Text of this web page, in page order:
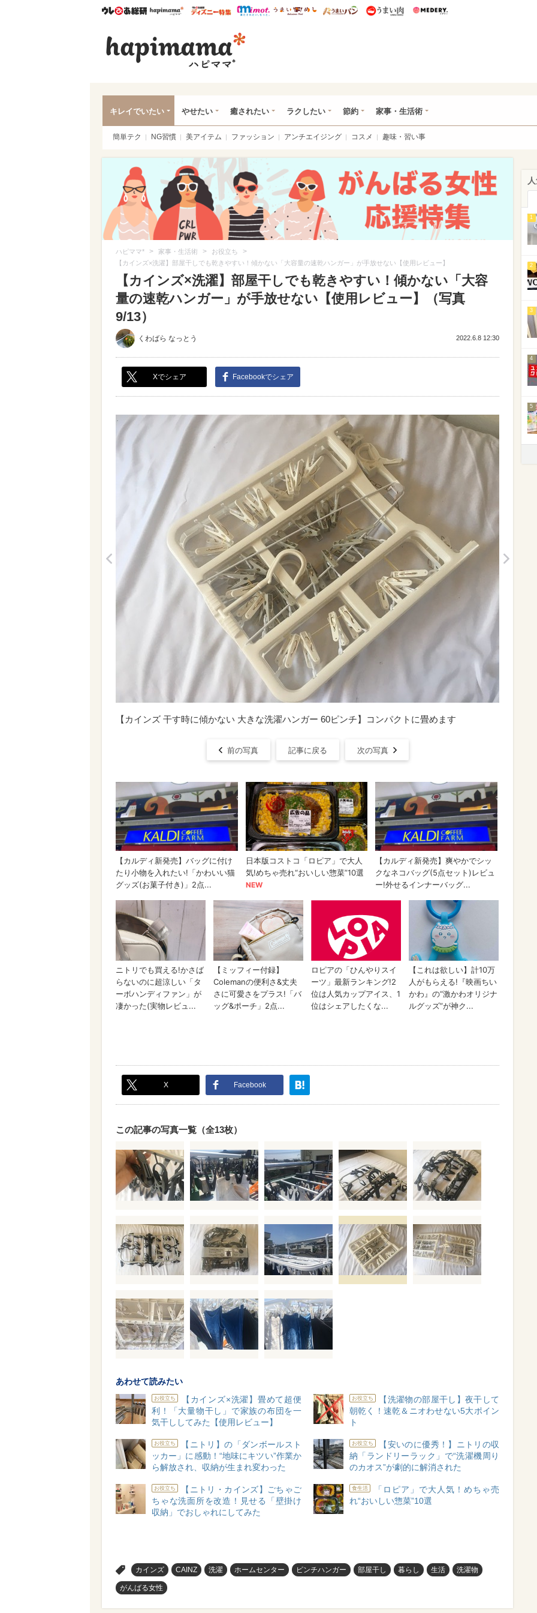
ウレぴあ総研ハピママ* ウレぴあ総研 ディズニー特集
mimot. うまいめし うまいパン うまい肉
キレイでいたい やせたい 癒されたい ラクしたい 節約 家事・生活術
簡単テク NG習慣 美アイテム ファッション アンチエイジング コスメ 趣味・習い事
ハピママ* > 家事・生活術 > お役立ち >
【カインズ×洗濯】部屋干しでも乾きやすい！傾かない「大容量の速乾ハンガー」が手放せない【使用レビュー】
【カインズ×洗濯】部屋干しでも乾きやすい！傾かない「大容
量の速乾ハンガー」が手放せない【使用レビュー】（写真
9/13）
くわばら なっとう 2022.6.8 12:30
Xでシェア Facebookでシェア
【カインズ 干す時に傾かない 大きな洗濯ハンガー 60ピンチ】コンパクトに畳めます
前の写真 記事に戻る 次の写真
X Facebook
この記事の写真一覧（全13枚）
あわせて読みたい
お役立ち
【カインズ×洗濯】畳めて超便
利！「大量物干し」で家族の布団を一
気干ししてみた【使用レビュー】
お役立ち
【洗濯物の部屋干し】夜干して
朝乾く！速乾＆ニオわせない5大ポイン
ト
お役立ち
【ニトリ】の「ダンボールスト
ッカー」に感動！“地味にキツい”作業か
ら解放され、収納が生まれ変わった
お役立ち
【安いのに優秀！】ニトリの収
納「ランドリーラック」で“洗濯機周り
のカオス”が劇的に解消された
お役立ち
【ニトリ・カインズ】ごちゃご
ちゃな洗面所を改造！見せる「壁掛け
収納」でおしゃれにしてみた
食生活
「ロピア」で大人気！めちゃ売
れ“おいしい惣菜”10選
カインズ CAINZ 洗濯 ホームセンター ピンチハンガー 部屋干し 暮らし 生活 洗濯物
がんばる女性
1
2
3
4
5